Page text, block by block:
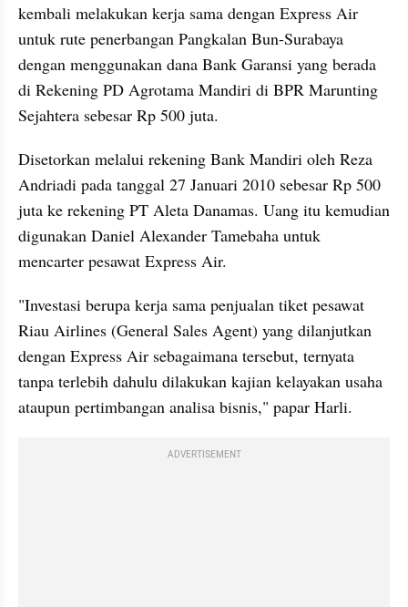
kembali melakukan kerja sama dengan Express Air
untuk rute penerbangan Pangkalan Bun-Surabaya
dengan menggunakan dana Bank Garansi yang berada
di Rekening PD Agrotama Mandiri di BPR Marunting
Sejahtera sebesar Rp 500 juta.
Disetorkan melalui rekening Bank Mandiri oleh Reza
Andriadi pada tanggal 27 Januari 2010 sebesar Rp 500
juta ke rekening PT Aleta Danamas. Uang itu kemudian
digunakan Daniel Alexander Tamebaha untuk
mencarter pesawat Express Air.
"Investasi berupa kerja sama penjualan tiket pesawat
Riau Airlines (General Sales Agent) yang dilanjutkan
dengan Express Air sebagaimana tersebut, ternyata
tanpa terlebih dahulu dilakukan kajian kelayakan usaha
ataupun pertimbangan analisa bisnis," papar Harli.
ADVERTISEMENT